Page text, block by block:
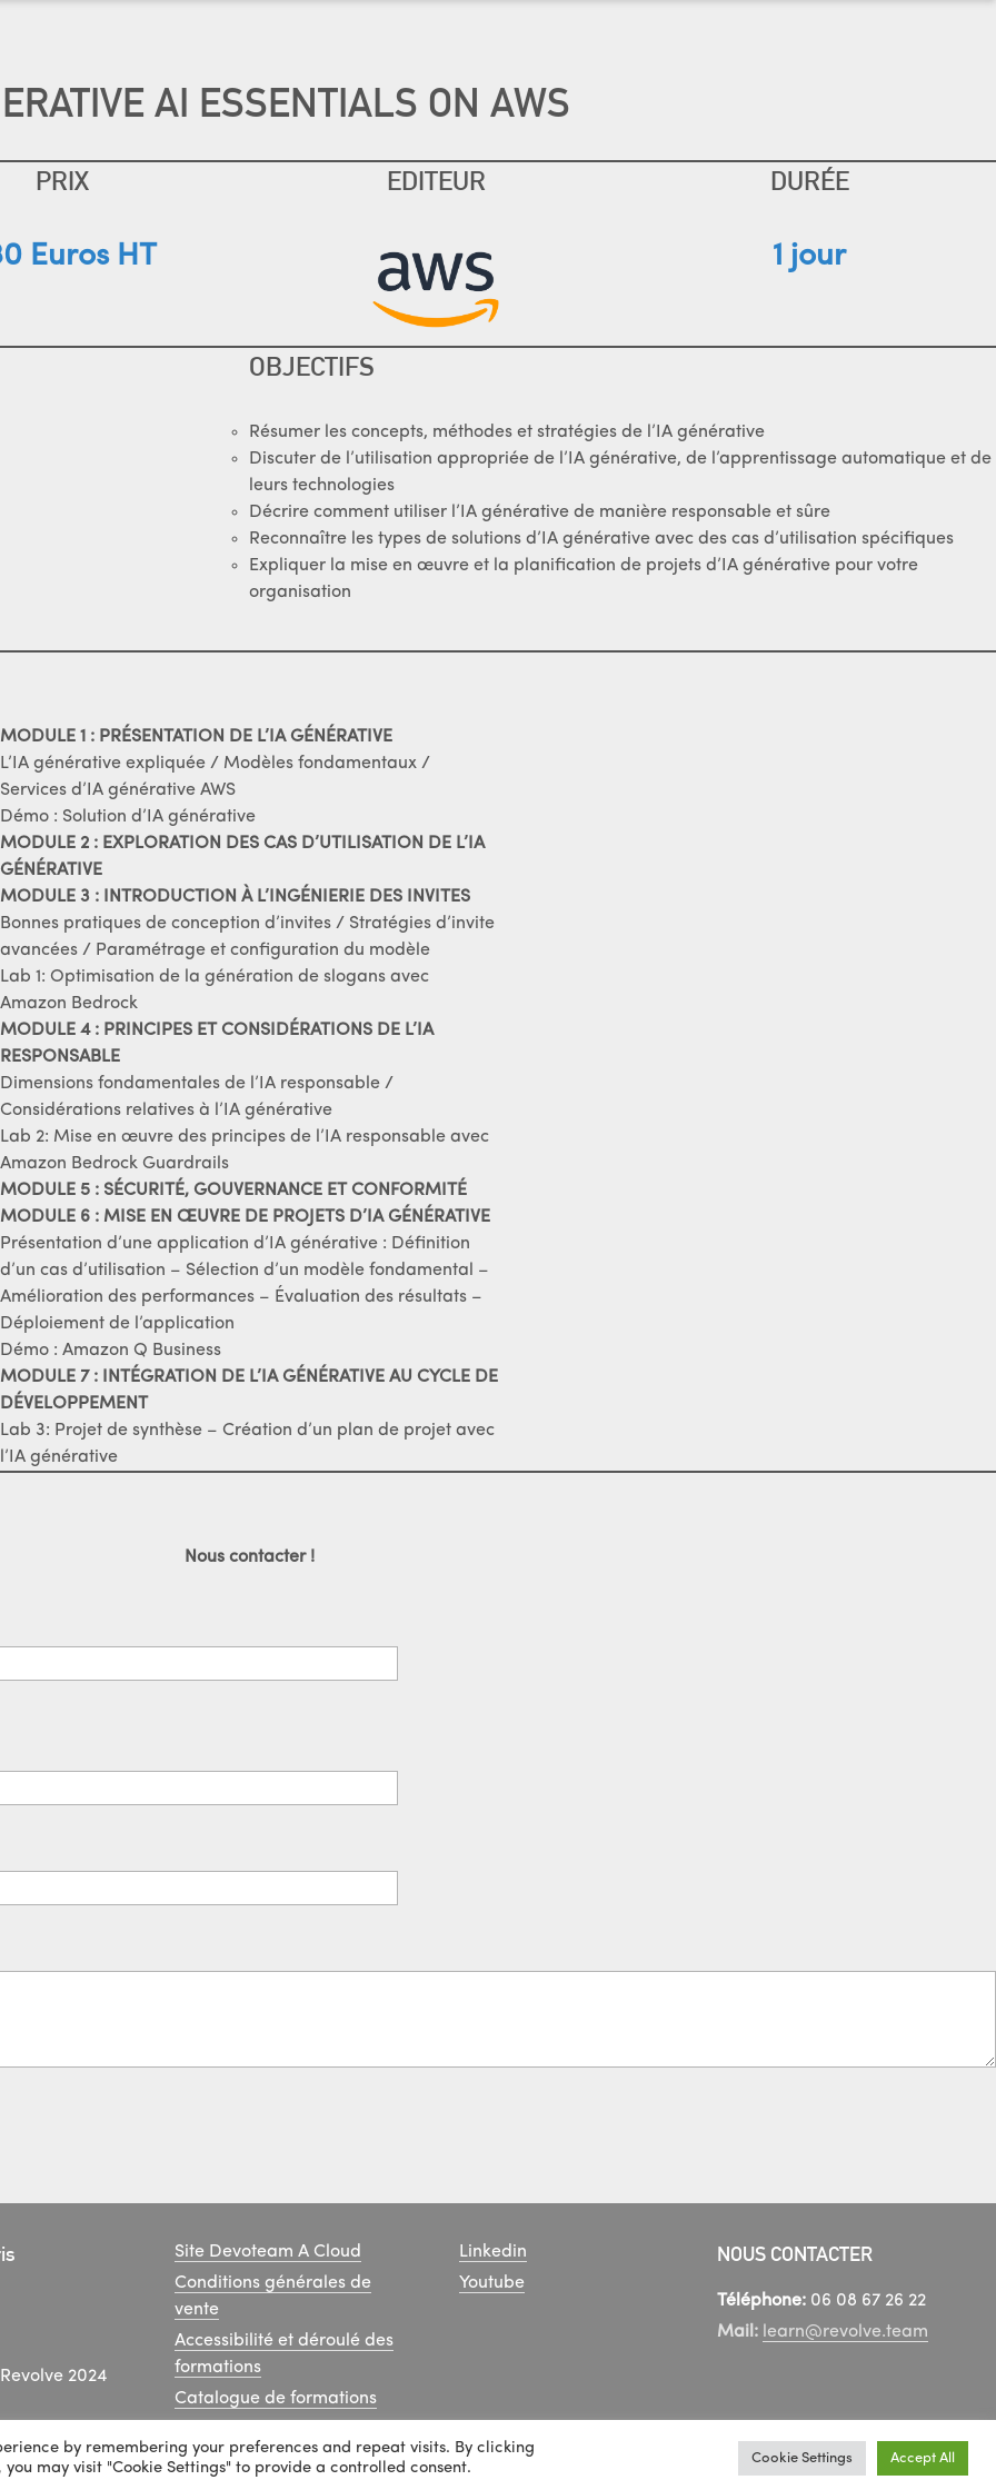
AI ESSENTIALS ON AWS
PRIX
Euros HT
EDITEUR DURÉE
1 jour
OBJECTIFS
Résumer les concepts, méthodes et stratégies de l’IA générative
Discuter de l’utilisation appropriée de l’IA générative, de l’apprentissage automatique et de
leurs technologies
Décrire comment utiliser l’IA générative de manière responsable et sûre
Reconnaître les types de solutions d’IA générative avec des cas d’utilisation spécifiques
Expliquer la mise en œuvre et la planification de projets d’IA générative pour votre
organisation
MODULE 1 : PRÉSENTATION DE L’IA GÉNÉRATIVE
L’IA générative expliquée / Modèles fondamentaux /
Services d’IA générative AWS
Démo : Solution d’IA générative
MODULE 2 : EXPLORATION DES CAS D’UTILISATION DE L’IA
GÉNÉRATIVE
MODULE 3 : INTRODUCTION À L’INGÉNIERIE DES INVITES
Bonnes pratiques de conception d’invites / Stratégies d’invite
avancées / Paramétrage et configuration du modèle
Lab 1: Optimisation de la génération de slogans avec
Amazon Bedrock
MODULE 4 : PRINCIPES ET CONSIDÉRATIONS DE L’IA
RESPONSABLE
Dimensions fondamentales de l’IA responsable /
Considérations relatives à l’IA générative
Lab 2: Mise en œuvre des principes de l’IA responsable avec
Amazon Bedrock Guardrails
MODULE 5 : SÉCURITÉ, GOUVERNANCE ET CONFORMITÉ
MODULE 6 : MISE EN ŒUVRE DE PROJETS D’IA GÉNÉRATIVE
Présentation d’une application d’IA générative : Définition
d’un cas d’utilisation – Sélection d’un modèle fondamental –
Amélioration des performances – Évaluation des résultats –
Déploiement de l’application
Démo : Amazon Q Business
MODULE 7 : INTÉGRATION DE L’IA GÉNÉRATIVE AU CYCLE DE
DÉVELOPPEMENT
Lab 3: Projet de synthèse – Création d’un plan de projet avec
l’IA générative
Nous contacter !
2024
Site Devoteam A Cloud
Conditions générales de
vente
Accessibilité et déroulé des
formations
Catalogue de formations
Linkedin
Youtube
NOUS CONTACTER
Téléphone: 06 08 67 26 22
Mail: learn@revolve.team
by remembering your preferences and repeat visits. By clicking
you may visit "Cookie Settings" to provide a controlled consent.
Cookie Settings Accept All